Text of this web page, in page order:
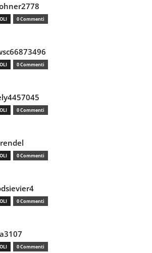
0 Commenti
0 Commenti
0 Commenti
0 Commenti
0 Commenti
0 Commenti